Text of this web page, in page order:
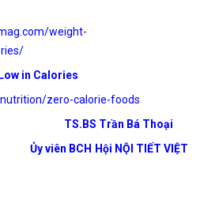
weight-
in Calories
zero-calorie-foods
Bá Thoại
NỘI TIẾT VIỆT